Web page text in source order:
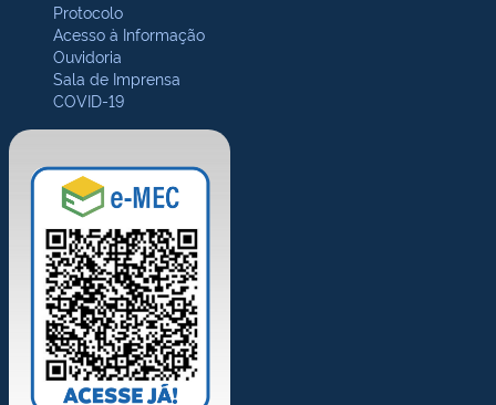
Protocolo
Acesso à Informação
Ouvidoria
Sala de Imprensa
COVID-19